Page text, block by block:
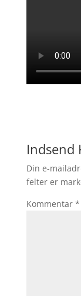
Indsend
Din e-
felter er
Kommentar *